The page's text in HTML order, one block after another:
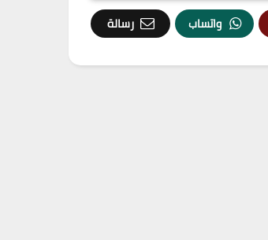
واتساب رسالة